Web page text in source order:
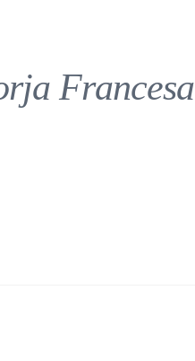
Francesa